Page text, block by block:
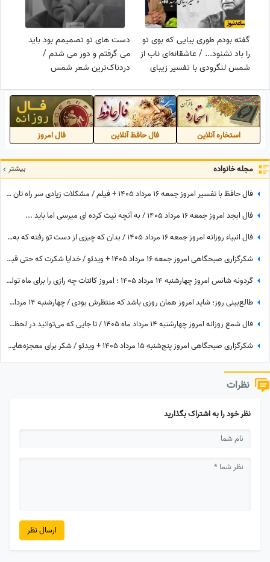
گفته بودم طوری بیایی که بوی تو
را باد نشنود... / عاشقانه‌ای ناب از
شمس لنگرودی با تفسیر زیبای
آرامش که هیچ‌وقت تکراری
نمی‌شود +ویدئو
دست های تو تصمیمم بود باید
می گرفتم و دور می شدم /
دردناک‌ترین شعر شمس
مجبوری دور شوی + ویدئو
استخاره آنلاین فال حافظ آنلاین فال امروز
مجله خانواده بیشتر
فال حافظ با تفسیر امروز جمعه 16 مرداد 1405 + فیلم / مشکلات زیادی سر راه تان وجود دارد اما ...
فال ابجد امروز جمعه 16 مرداد 1405 / به آنچه نیت کرده ای میرسی اما باید ...
فال انبیاء روزانه امروز جمعه 16 مرداد 1405 / بدان که چیزی از دست تو رفته که به سبب آن غم و اندوه می‌خوری، اما ...
شکرگزاری صبحگاهی امروز جمعه 16 مرداد 1405 + ویدئو / خدایا شکرت که حتی قبل از رسیدن آرزوهایم، آرامشِ ایمان به اجابت را در دلم قرار دادی
گردونه شانس امروز چهارشنبه 14 مرداد 1405 ؛ امروز کائنات چه رازی را برای ماه تولد تو فاش کرده؟
طالع‌بینی روز؛ شاید امروز همان روزی باشد که منتظرش بودی / چهارشنبه 14 مرداد 1405
فال شمع روزانه امروز چهارشنبه 14 مرداد ماه 1405 / تا جایی که می‌توانید در لحظه حال زندگی کرده و از آن نهایت استفاده را ببرید
شکرگزاری صبحگاهی امروز پنج‌شنبه 15 مرداد 1405 + ویدئو / شکر برای معجزه‌هایی که دیدم، برای نعمت‌هایی که هنوز ندیده‌ام، و برای آرزوهایی که همین حالا در مسیر رسیدن به من هستند
نظرات
نظر خود را به اشتراک بگذارید
ارسال نظر